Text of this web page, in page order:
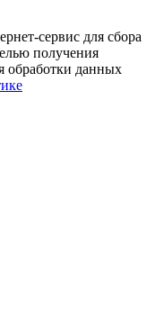
сервис для сбора
получения
обработки данных